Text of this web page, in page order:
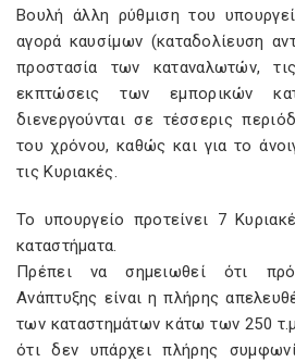
Βουλή άλλη ρύθμιση του
αγορά καυσίμων (καταδολίευση
προστασία των καταναλωτών,
εκπτώσεις των εμπορικών
διενεργούνται σε τέσσερις
του χρόνου, καθώς και για το
τις Κυριακές.
Το υπουργείο προτείνει 7
καταστήματα.
Πρέπει να σημειωθεί ότι
Ανάπτυξης είναι η πλήρης
των καταστημάτων κάτω των 250
ότι δεν υπάρχει πλήρης